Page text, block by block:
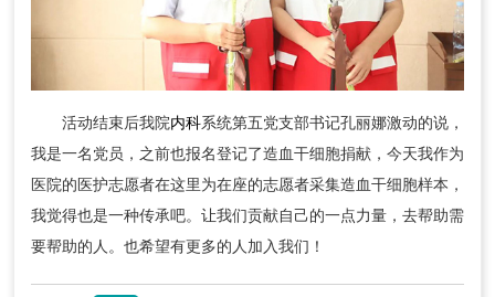
活动结束后我院内科系统第五党支部书记孔丽娜激动的说，
我是一名党员，之前也报名登记了造血干细胞捐献，今天我作为
医院的医护志愿者在这里为在座的志愿者采集造血干细胞样本，
我觉得也是一种传承吧。让我们贡献自己的一点力量，去帮助需
要帮助的人。也希望有更多的人加入我们！